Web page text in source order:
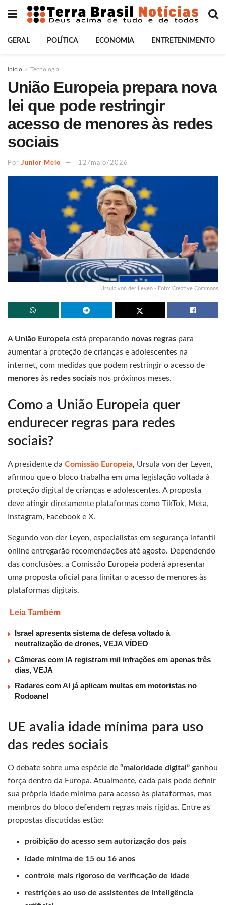
GERAL POLÍTICA ECONOMIA ENTRETENIMENTO
Início Tecnologia
União Europeia prepara nova
lei que pode restringir
acesso de menores às redes
sociais
Por Junior Melo 12/maio/2026
Ursula von der Leyen - Foto: Creative Commons
A União Europeia está preparando novas regras para
aumentar a proteção de crianças e adolescentes na
internet, com medidas que podem restringir o acesso de
menores às redes sociais nos próximos meses.
Como a União Europeia quer
endurecer regras para redes
sociais?
A presidente da Comissão Europeia, Ursula von der Leyen,
afirmou que o bloco trabalha em uma legislação voltada à
proteção digital de crianças e adolescentes. A proposta
deve atingir diretamente plataformas como TikTok, Meta,
Instagram, Facebook e X.
Segundo von der Leyen, especialistas em segurança infantil
online entregarão recomendações até agosto. Dependendo
das conclusões, a Comissão Europeia poderá apresentar
uma proposta oficial para limitar o acesso de menores às
plataformas digitais.
Leia Também
Israel apresenta sistema de defesa voltado à
neutralização de drones, VEJA VÍDEO
Câmeras com IA registram mil infrações em apenas três
dias, VEJA
Radares com AI já aplicam multas em motoristas no
Rodoanel
UE avalia idade mínima para uso
das redes sociais
O debate sobre uma espécie de “maioridade digital” ganhou
força dentro da Europa. Atualmente, cada país pode definir
sua própria idade mínima para acesso às plataformas, mas
membros do bloco defendem regras mais rígidas. Entre as
propostas discutidas estão:
proibição do acesso sem autorização dos pais
idade mínima de 15 ou 16 anos
controle mais rigoroso de verificação de idade
restrições ao uso de assistentes de inteligência